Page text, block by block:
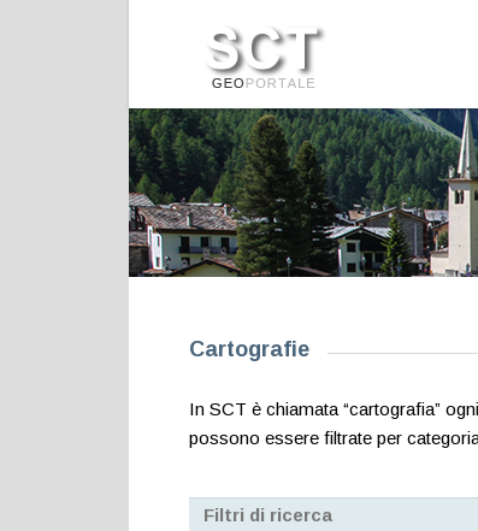
Cartografie
In SCT è chiamata “cartografia”
possono essere filtrate per
Filtri di ricerca